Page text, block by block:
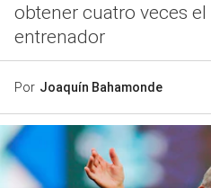
obtener cuatro veces
entrenador
Por Joaquín Bahamonde